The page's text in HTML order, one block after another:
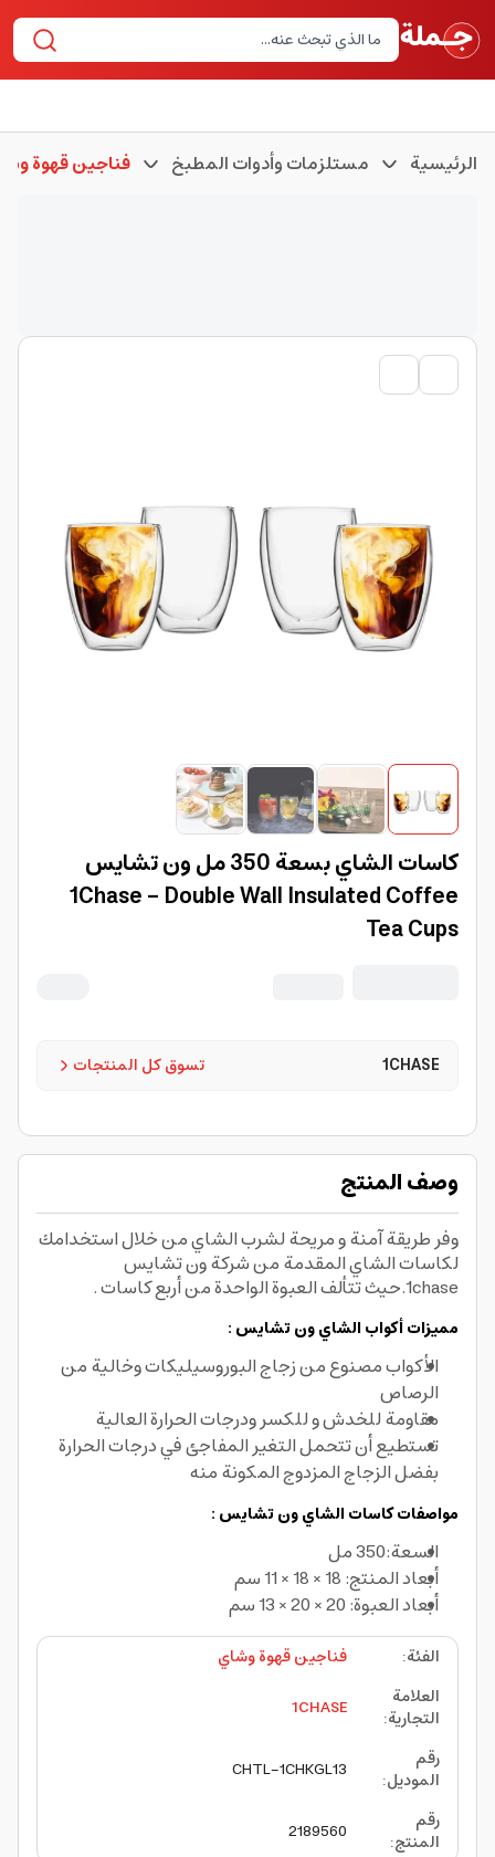
الرئيسية مستلزمات وأدوات المطبخ فناجين قهوة
كاسات الشاي بسعة 350 مل ون تشايس
1Chase - Double Wall Insulated Coffee
Tea Cups
تسوق كل المنتجات 1CHASE
وصف المنتج
وفر طريقة آمنة و مريحة لشرب الشاي من خلال استخدامك
لكاسات الشاي المقدمة من شركة ون تشايس
1chase.حيث تتألف العبوة الواحدة من أربع كاسات .
مميزات أكواب الشاي ون تشايس :
الأكواب مصنوع من زجاج البوروسيليكات وخالية من
الرصاص
مقاومة للخدش و للكسر ودرجات الحرارة العالية
تستطيع أن تتحمل التغير المفاجئ في درجات الحرارة
بفضل الزجاج المزدوج المكونة منه
مواصفات كاسات الشاي ون تشايس :
السعة:350 مل
أبعاد المنتج: 18 × 18 × 11 سم
أبعاد العبوة: 20 × 20 × 13 سم
الفئة:
فناجين قهوة وشاي
العلامة
التجارية:
1CHASE
رقم
الموديل:
CHTL-1CHKGL13
رقم
المنتج:
2189560